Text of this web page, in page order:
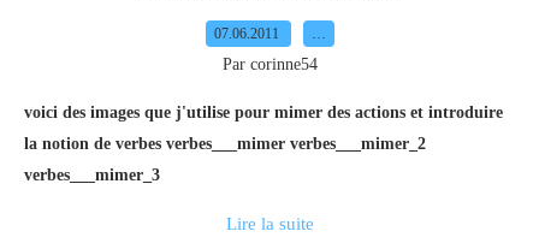
07.06.2011 …
Par corinne54
voici des images que j'utilise pour mimer des actions et introduire
la notion de verbes verbes___mimer verbes___mimer_2
verbes___mimer_3
Lire la suite